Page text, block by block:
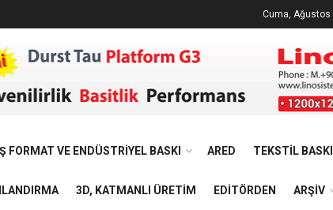
Cuma, Ağustos
FORMAT VE ENDÜSTRIYEL BASKI ARED TEKSTIL BASKI
3D, KATMANLI ÜRETIM EDITÖRDEN ARŞIV